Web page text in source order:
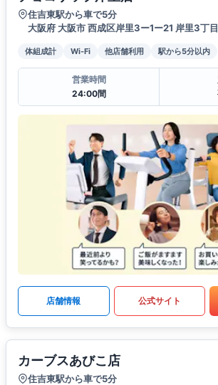
住吉東駅から車で5分
大阪府 大阪市 西成区岸里3ー1ー21 岸里3丁
体組成計 Wi-Fi 他店舗利用 駅から5分以内
営業時間
24:00間
店舗情報 公式サイト
カーブスあびこ店
住吉東駅から車で5分